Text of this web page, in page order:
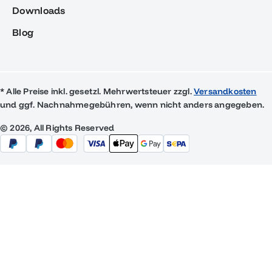
Downloads
Blog
* Alle Preise inkl. gesetzl. Mehrwertsteuer zzgl.Versandkosten
und ggf. Nachnahmegebühren, wenn nicht anders angegeben.
© 2026, All Rights Reserved